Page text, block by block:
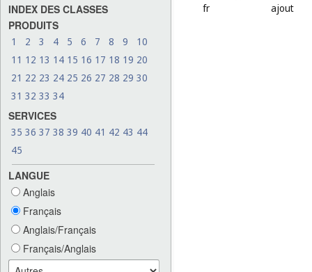
INDEX DES CLASSES
PRODUITS
1 2 3 4 5 6 7 8 9
10
11 12 13 14 15 16 17 18 19 20
21 22 23 24 25 26 27 28 29 30
31 32 33 34
SERVICES
35 36 37 38 39 40 41 42 43 44
45
LANGUE
Anglais
Français
Anglais/Français
Français/Anglais
fr ajout